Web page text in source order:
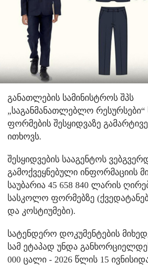
განათლების სამინისტროს შპს
„საგანმანათლებლო
ფორმების შესყიდვაზე
ითხოვს.
შესყიდვების სააგენტოს
გამოქვეყნებული ინფორმაციის
საუბარია 45 658 840 ლარის
სასკოლო ფორმებზე
და კოსტიუმები).
სატენდერო დოკუმენტების
სამ ეტაპად უნდა
000 ცალი - 2026 წლის 15